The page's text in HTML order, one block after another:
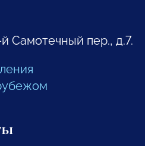
Самотечный пер., д.7.